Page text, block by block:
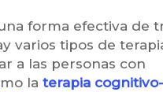
forma efectiva de
varios tipos de
a las personas con
la terapia cognitivo-